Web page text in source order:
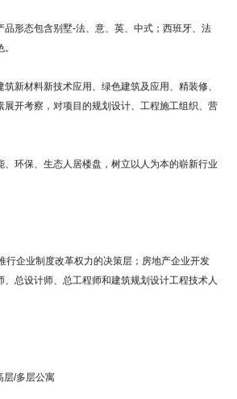
形态包含别墅-法、意、英、中式；西班牙、法
材料新技术应用、绿色建筑及应用、精装修、
开考察，对项目的规划设计、工程施工组织、营
环保、生态人居楼盘，树立以人为本的崭新行业
企业制度改革权力的决策层；房地产企业开发
总设计师、总工程师和建筑规划设计工程技术人
/多层公寓